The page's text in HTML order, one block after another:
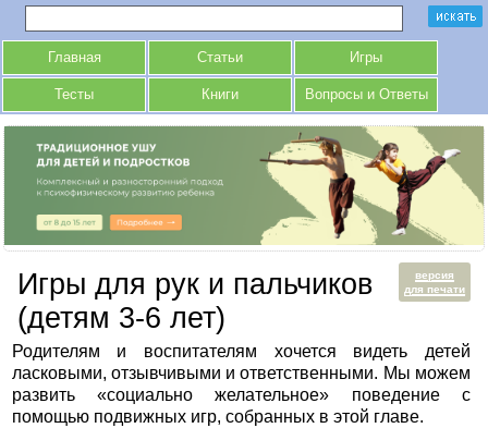
Главная Статьи Игры
Тесты Книги Вопросы и Ответы
версия
для печати
Игры для рук и пальчиков
(детям 3-6 лет)
Родителям и воспитателям хочется видеть детей
ласковыми, отзывчивыми и ответственными. Мы можем
развить «социально желательное» поведение с
помощью подвижных игр, собранных в этой главе.